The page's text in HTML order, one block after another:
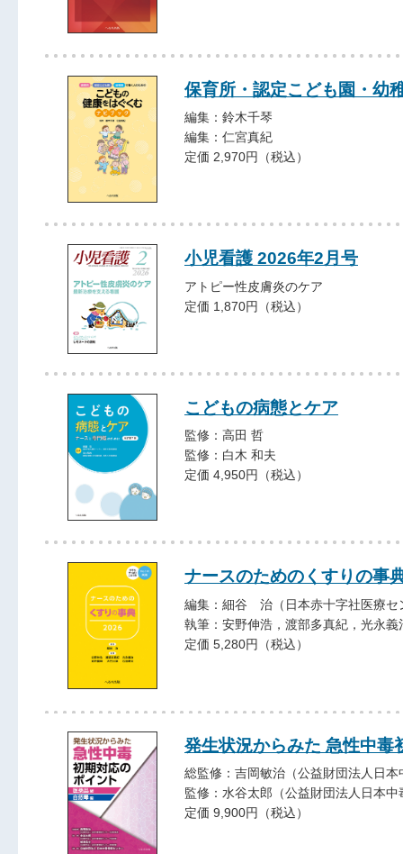
保育所・認定こども園・幼
編集：鈴木千琴
編集：仁宮真紀
定価 2,970円（税込）
小児看護 2026年2月号
アトピー性皮膚炎のケア
定価 1,870円（税込）
こどもの病態とケア
監修：高田 哲
監修：白木 和夫
定価 4,950円（税込）
ナースのためのくすりの事
編集：細谷 治（日本赤十字社医療セ
執筆：安野伸浩，渡部多真紀，光永
定価 5,280円（税込）
発生状況からみた 急性中
総監修：吉岡敏治（公益財団法人日
監修：水谷太郎（公益財団法人日本
定価 9,900円（税込）